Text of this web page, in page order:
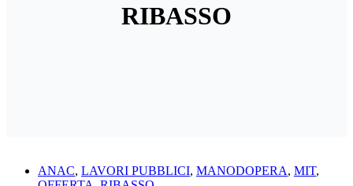
RIBASSO
ANAC, LAVORI PUBBLICI, MANODOPERA, MIT,